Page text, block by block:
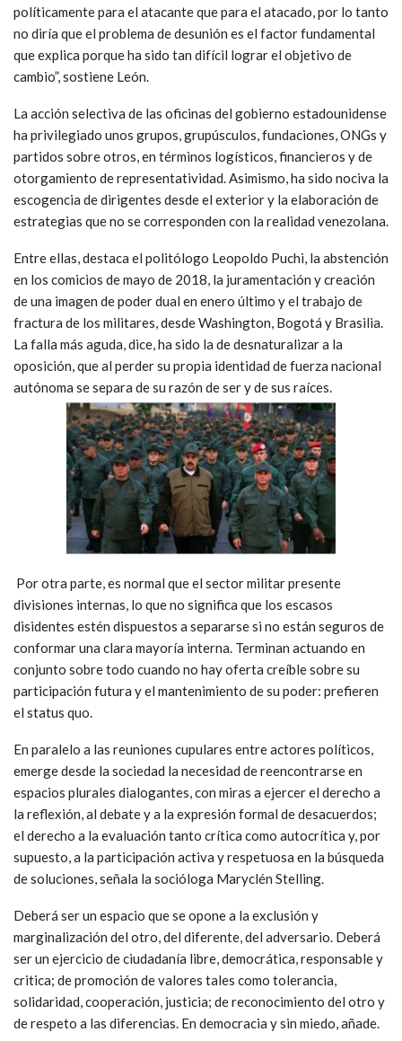
políticamente para el atacante que para el atacado, por lo tanto
no diría que el problema de desunión es el factor fundamental
que explica porque ha sido tan difícil lograr el objetivo de
cambio”, sostiene León.
La acción selectiva de las oficinas del gobierno estadounidense
ha privilegiado unos grupos, grupúsculos, fundaciones, ONGs y
partidos sobre otros, en términos logísticos, financieros y de
otorgamiento de representatividad. Asimismo, ha sido nociva la
escogencia de dirigentes desde el exterior y la elaboración de
estrategias que no se corresponden con la realidad venezolana.
Entre ellas, destaca el politólogo Leopoldo Puchi, la abstención
en los comicios de mayo de 2018, la juramentación y creación
de una imagen de poder dual en enero último y el trabajo de
fractura de los militares, desde Washington, Bogotá y Brasilia.
La falla más aguda, dice, ha sido la de desnaturalizar a la
oposición, que al perder su propia identidad de fuerza nacional
autónoma se separa de su razón de ser y de sus raíces.
Por otra parte, es normal que el sector militar presente
divisiones internas, lo que no significa que los escasos
disidentes estén dispuestos a separarse si no están seguros de
conformar una clara mayoría interna. Terminan actuando en
conjunto sobre todo cuando no hay oferta creíble sobre su
participación futura y el mantenimiento de su poder: prefieren
el status quo.
En paralelo a las reuniones cupulares entre actores políticos,
emerge desde la sociedad la necesidad de reencontrarse en
espacios plurales dialogantes, con miras a ejercer el derecho a
la reflexión, al debate y a la expresión formal de desacuerdos;
el derecho a la evaluación tanto crítica como autocrítica y, por
supuesto, a la participación activa y respetuosa en la búsqueda
de soluciones, señala la socióloga Maryclén Stelling.
Deberá ser un espacio que se opone a la exclusión y
marginalización del otro, del diferente, del adversario. Deberá
ser un ejercicio de ciudadanía libre, democrática, responsable y
critica; de promoción de valores tales como tolerancia,
solidaridad, cooperación, justicia; de reconocimiento del otro y
de respeto a las diferencias. En democracia y sin miedo, añade.